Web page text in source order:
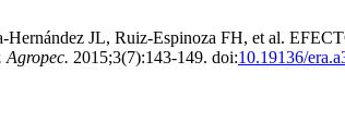
Hernández JL, Ruiz-Espinoza FH, et al.
Agropec. 2015;3(7):143-149. doi:10.19136/